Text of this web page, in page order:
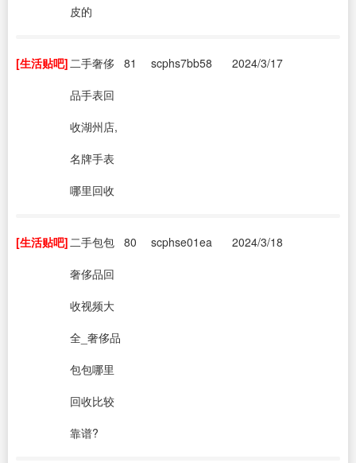
皮的
[生活贴吧] 二手奢侈
品手表回
收湖州店,
名牌手表
哪里回收
81 scphs7bb58 2024/3/17
[生活贴吧] 二手包包
奢侈品回
收视频大
全_奢侈品
包包哪里
回收比较
靠谱?
80 scphse01ea 2024/3/18